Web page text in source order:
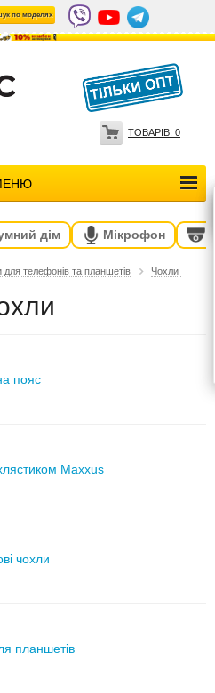
по моделях
ТОВАРІВ: 0
дім Мікрофон
для телефонів та планшетів Чохли
пояс
Maxxus
чохли
планшетів